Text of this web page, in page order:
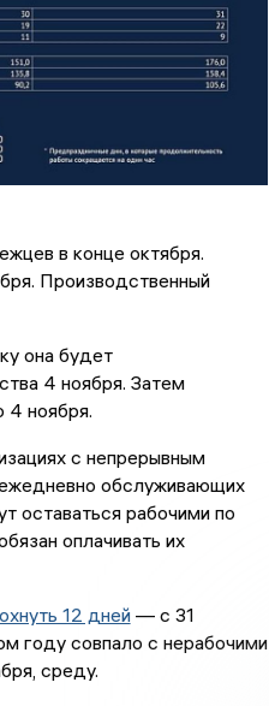
в конце октября.
Производственный
она будет
4 ноября. Затем
ноября.
с непрерывным
обслуживающих
оставаться рабочими по
оплачивать их
12 дней— с 31
году совпало с нерабочими
среду.